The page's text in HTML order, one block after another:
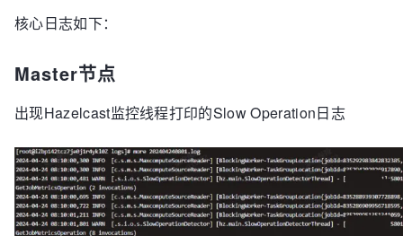
核心日志如下：
Master节点
出现Hazelcast监控线程打印的Slow Operation日志